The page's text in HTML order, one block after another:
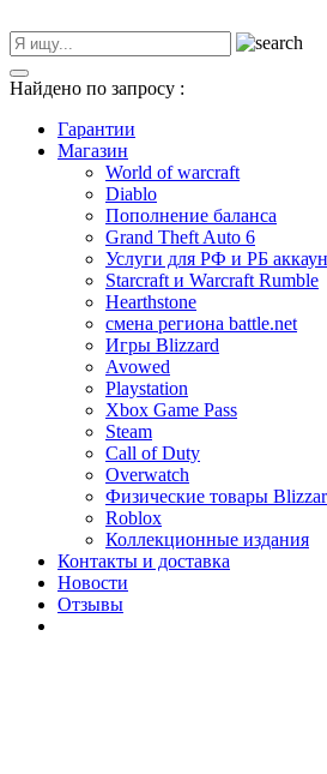
Найдено по запросу :
Гарантии
Магазин
World of warcraft
Diablo
Пополнение баланса
Grand Theft Auto 6
Услуги для РФ и РБ
Starcraft и Warcraft Rumble
Hearthstone
смена региона battle.net
Игры Blizzard
Avowed
Playstation
Xbox Game Pass
Steam
Call of Duty
Overwatch
Физические товары
Roblox
Коллекционные издания
Контакты и доставка
Новости
Отзывы